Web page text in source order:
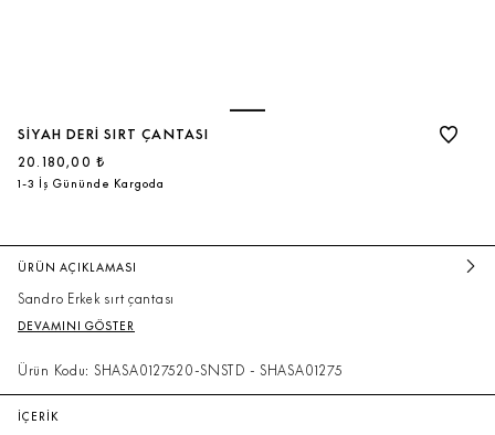
SIYAH DERI SIRT ÇANTASI
20.180,00 ₺
1-3 İş Gününde Kargoda
ÜRÜN AÇIKLAMASI
Sandro Erkek sırt çantası
DEVAMINI GÖSTER
Ürün Kodu: SHASA0127520-SNSTD - SHASA01275
İÇERİK